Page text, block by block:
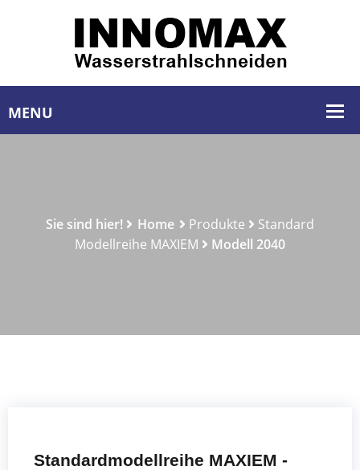
Sie sind hier! Home Produkte
Standard
Modellreihe MAXIEM
Modell 2040
Standardmodellreihe MAXIEM -